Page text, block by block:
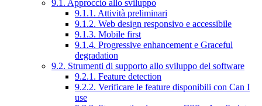
9.1. Approccio allo sviluppo
9.1.1. Attività preliminari
9.1.2. Web design responsivo e accessibile
9.1.3. Mobile first
9.1.4. Progressive enhancement e Graceful
degradation
9.2. Strumenti di supporto allo sviluppo del software
9.2.1. Feature detection
9.2.2. Verificare le feature disponibili con Can I
use